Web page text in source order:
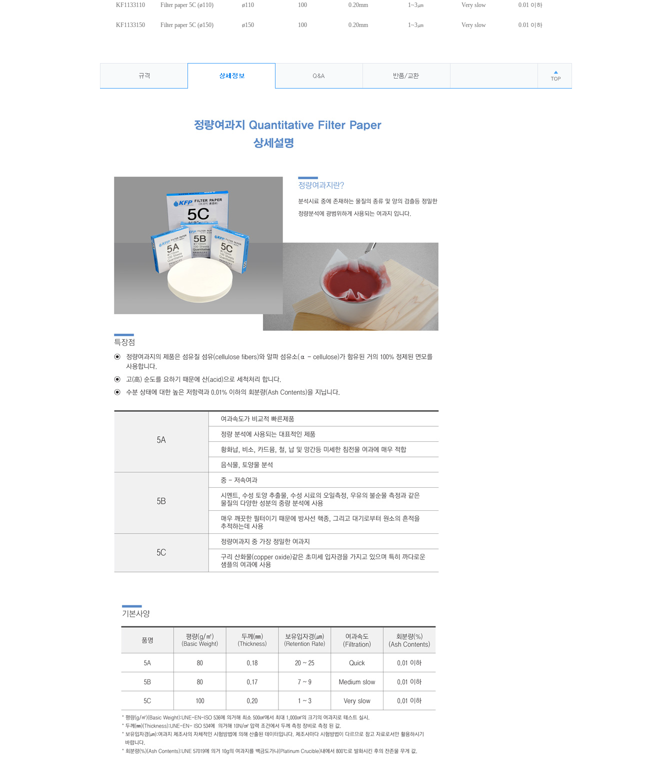
KF1133110 Filter paper 5C (ø110) ø110 100 0.20mm 1~3㎛ Very slow 0.01 이하
KF1133150 Filter paper 5C (ø150) ø150 100 0.20mm 1~3㎛ Very slow 0.01 이하